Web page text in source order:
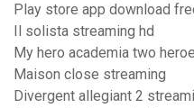
Play store app download
Il solista streaming hd
My hero academia two
Maison close streaming
Divergent allegiant 2